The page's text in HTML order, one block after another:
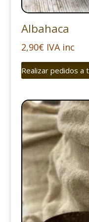
Albahaca
2,90€ IVA inc
Realizar pedidos a